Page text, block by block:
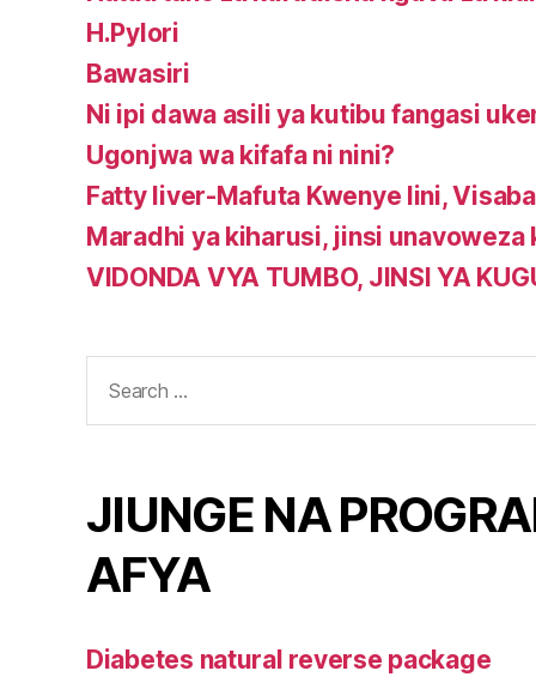
H.Pylori
Bawasiri
Ni ipi dawa asili ya kutibu fangasi
Ugonjwa wa kifafa ni nini?
Fatty liver-Mafuta Kwenye Iini,
Maradhi ya kiharusi, jinsi unavoweza
VIDONDA VYA TUMBO, JINSI YA
for:
JIUNGE NA
AFYA
Diabetes natural reverse package